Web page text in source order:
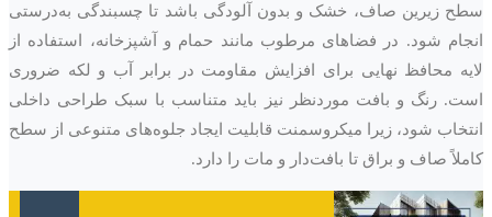
سطح زیرین صاف، خشک و بدون آلودگی باشد تا چسبندگی به‌درستی
انجام شود. در فضاهای مرطوب مانند حمام و آشپزخانه، استفاده از
لایه محافظ نهایی برای افزایش مقاومت در برابر آب و لکه ضروری
است. رنگ و بافت موردنظر نیز باید متناسب با سبک طراحی داخلی
انتخاب شود، زیرا میکروسمنت قابلیت ایجاد جلوه‌های متنوعی از سطح
کاملاً صاف و براق تا بافت‌دار و مات را دارد.